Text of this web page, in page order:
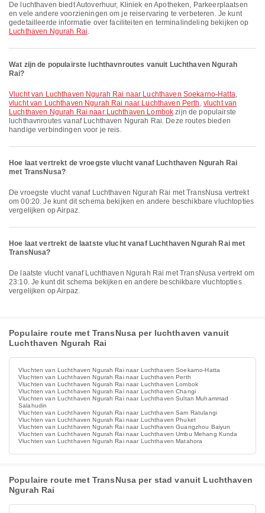
De luchthaven biedt Autoverhuur, Kliniek en Apotheken, Parkeerplaatsen
en vele andere voorzieningen om je reiservaring te verbeteren. Je kunt
gedetailleerde informatie over faciliteiten en terminalindeling bekijken op
Luchthaven Ngurah Rai.
Wat zijn de populairste luchthavnroutes vanuit Luchthaven Ngurah
Rai?
vlucht van Luchthaven Ngurah Rai naar Luchthaven Soekarno-Hatta,
vlucht van Luchthaven Ngurah Rai naar Luchthaven Perth , vlucht van
Luchthaven Ngurah Rai naar Luchthaven Lombok zijn de populairste
luchthavnroutes vanaf Luchthaven Ngurah Rai. Deze routes bieden
handige verbindingen voor je reis.
Hoe laat vertrekt de vroegste vlucht vanaf Luchthaven Ngurah Rai
met TransNusa?
De vroegste vlucht vanaf Luchthaven Ngurah Rai met TransNusa vertrekt
om 00:20. Je kunt dit schema bekijken en andere beschikbare vluchtopties
vergelijken op Airpaz.
Hoe laat vertrekt de laatste vlucht vanaf Luchthaven Ngurah Rai met
TransNusa?
De laatste vlucht vanaf Luchthaven Ngurah Rai met TransNusa vertrekt om
23:10. Je kunt dit schema bekijken en andere beschikbare vluchtopties
vergelijken op Airpaz.
Populaire route met TransNusa per luchthaven vanuit
Luchthaven Ngurah Rai
Vluchten van Luchthaven Ngurah Rai naar Luchthaven Soekarno-Hatta
Vluchten van Luchthaven Ngurah Rai naar Luchthaven Perth
Vluchten van Luchthaven Ngurah Rai naar Luchthaven Lombok
Vluchten van Luchthaven Ngurah Rai naar Luchthaven Changi
Vluchten van Luchthaven Ngurah Rai naar Luchthaven Sultan Muhammad
Salahudin
Vluchten van Luchthaven Ngurah Rai naar Luchthaven Sam Ratulangi
Vluchten van Luchthaven Ngurah Rai naar Luchthaven Phuket
Vluchten van Luchthaven Ngurah Rai naar Luchthaven Guangzhou Baiyun
Vluchten van Luchthaven Ngurah Rai naar Luchthaven Umbu Mehang Kunda
Vluchten van Luchthaven Ngurah Rai naar Luchthaven Matahora
Populaire route met TransNusa per stad vanuit Luchthaven
Ngurah Rai